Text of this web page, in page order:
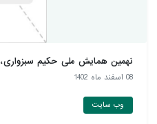
نهمین همایش ملی حکیم
08 اسفند ماه 1402
وب سایت